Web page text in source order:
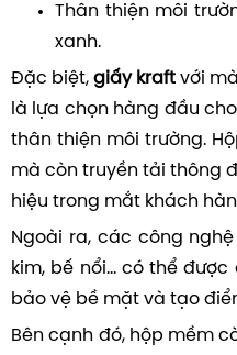
Thân thiện môi
xanh.
Đặc biệt,giấy kraft với
là lựa chọn hàng đầu
thân thiện môi trường.
mà còn truyền tải thông
hiệu trong mắt khách
Ngoài ra, các công
kim, bế nổi… có thể
bảo vệ bề mặt và tạo
Bên cạnh đó, hộp mềm